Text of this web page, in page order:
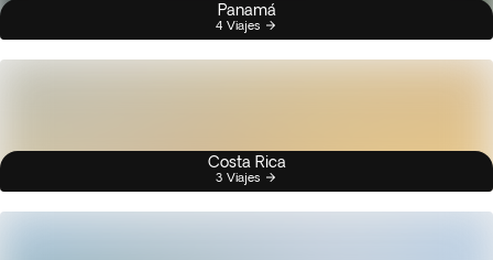
Panamá
4 Viajes
Costa Rica
3 Viajes